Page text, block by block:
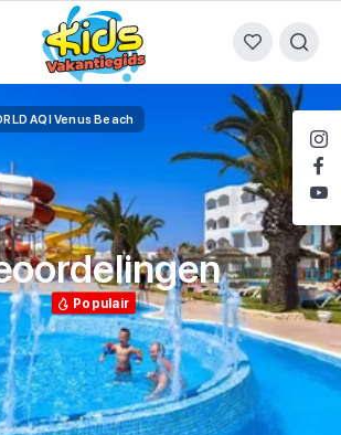
Populair
AQI Venus Beach